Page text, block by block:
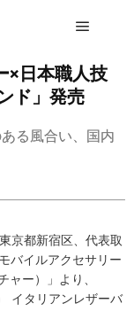
×日本職人技
ド」発売
る風合い、国内
京都新宿区、代表取
バイルアクセサリー
ャー）」より、
イタリアンレザーバ